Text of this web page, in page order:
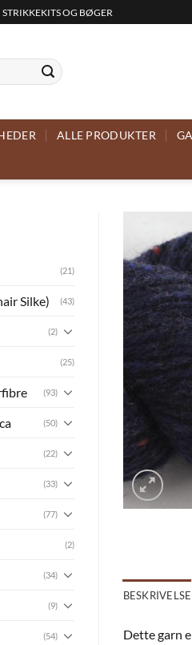
OG BØGER
ALLE PRODUKTER
(21)
Silke) (43)
(2)
(25)
(93)
(50)
(22)
(33)
(77)
(2)
(34)
(9)
(54)
BESKRIVELSE
Dette garn